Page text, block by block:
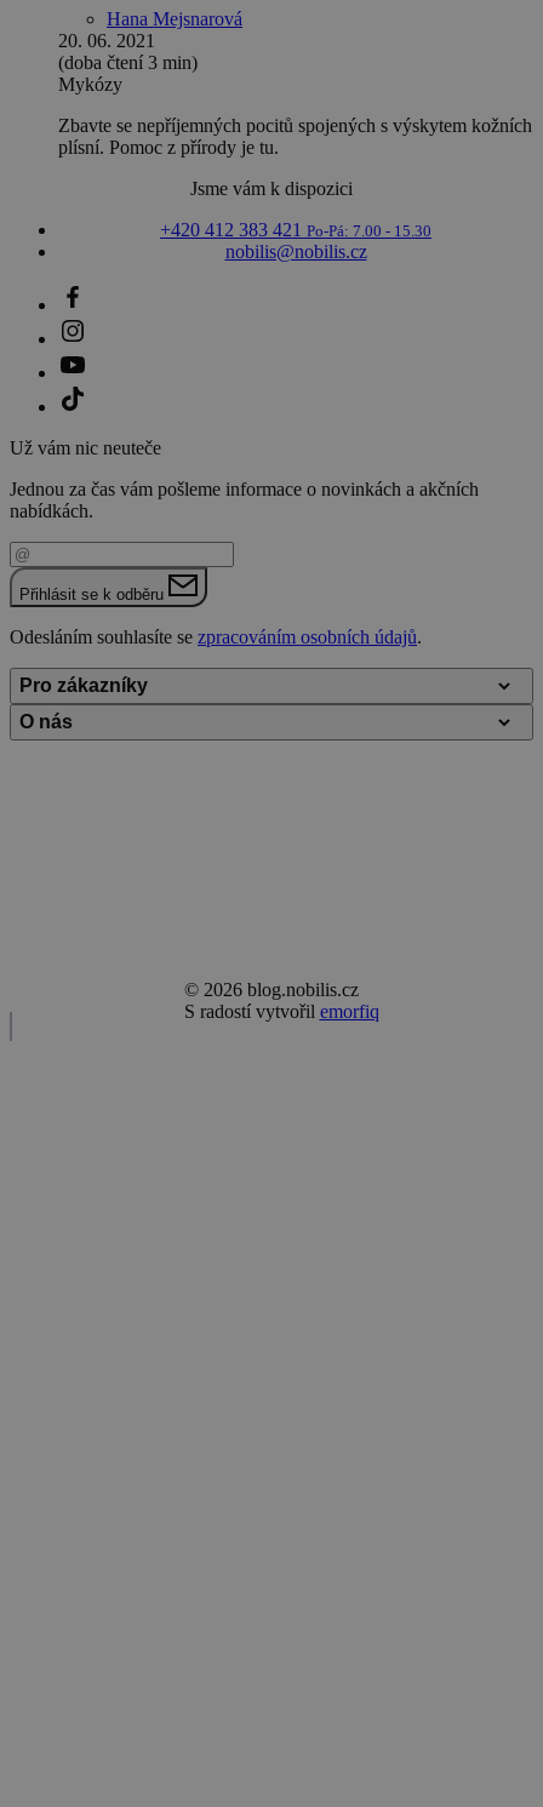
Hana Mejsnarová
20. 06. 2021
(doba čtení 3 min)
Mykózy
Zbavte se nepříjemných pocitů spojených s výskytem kožních
plísní. Pomoc z přírody je tu.
Jsme vám k dispozici
+420 412 383 421 Po-Pá: 7.00 - 15.30
nobilis@nobilis.cz
Už vám nic neuteče
Jednou za čas vám pošleme informace o novinkách a akčních
nabídkách.
Váš e-mail
Přihlásit se k odběru
Odesláním souhlasíte se zpracováním osobních údajů.
Pro zákazníky
O nás
© 2026 blog.nobilis.cz
S radostí vytvořil emorfiq